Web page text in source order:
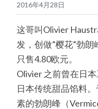
2016年4月28日
这哥叫Olivier
发，创做”樱花“勃
只售4.80欧元。
Olivier 之前曾在日
日本传统甜品馅料
素的勃朗峰（